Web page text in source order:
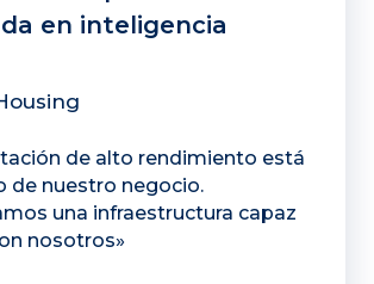
en inteligencia
de alto rendimiento está
de nuestro negocio.
una infraestructura capaz
nosotros»